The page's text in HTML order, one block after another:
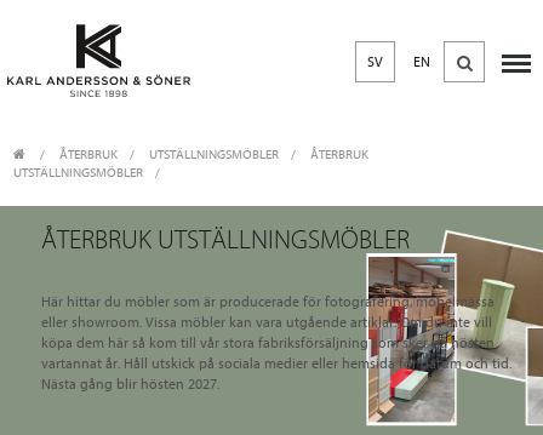
SV EN
ÅTERBRUK / UTSTÄLLNINGSMÖBLER /
ÅTERBRUK
UTSTÄLLNINGSMÖBLER
ÅTERBRUK UTSTÄLLNINGSMÖBLER
Här hittar du möbler som är producerade för fotografering, möbelmässa
eller showroom. Vissa möbler kan vara utgående artiklar. Om du inte vill
köpa dem här så kom till vår stora fabriksförsäljning som sker på hösten
vartannat år. Håll utskick på sociala medier eller hemsida för datum och tid.
Nästa gång blir hösten 2027.